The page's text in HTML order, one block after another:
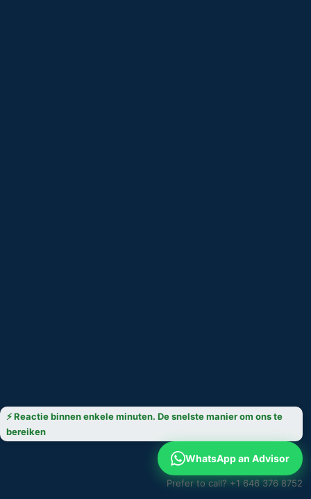
⚡ Reactie binnen enkele minuten. De snelste manier om ons te
bereiken
WhatsApp an Advisor
Prefer to call? +1 646 376 8752